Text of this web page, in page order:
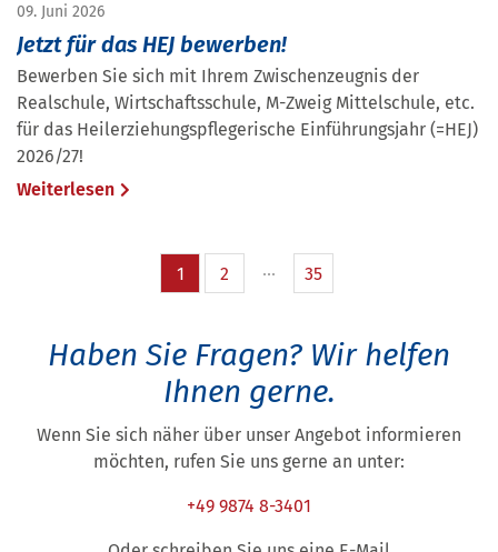
09. Juni 2026
Jetzt für das HEJ bewerben!
Bewerben Sie sich mit Ihrem Zwischenzeugnis der
Realschule, Wirtschaftsschule, M-Zweig Mittelschule, etc.
für das Heilerziehungspflegerische Einführungsjahr (=HEJ)
2026/27!
Weiterlesen
1 2 35
Haben Sie Fragen? Wir helfen
Ihnen gerne.
Wenn Sie sich näher über unser Angebot informieren
möchten, rufen Sie uns gerne an unter:
+49 9874 8-3401